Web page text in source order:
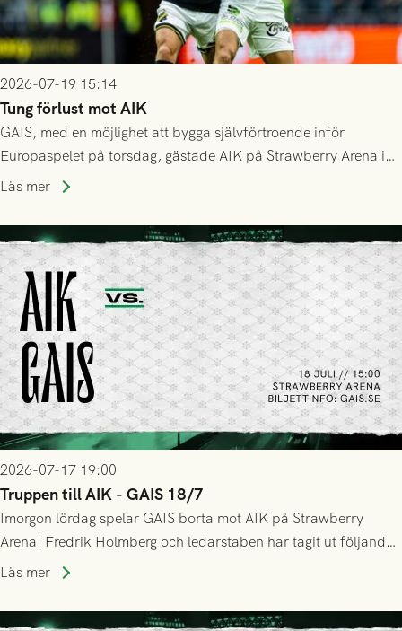
2026-07-19 15:14
Tung förlust mot AIK
GAIS, med en möjlighet att bygga självförtroende inför
Europaspelet på torsdag, gästade AIK på Strawberry Arena i
Stockholm . Men trots konstant hotande i första halvlek av
lyckades få in 2-0.
Läs mer
2026-07-17 19:00
Truppen till AIK - GAIS 18/7
Imorgon lördag spelar GAIS borta mot AIK på Strawberry
Arena! Fredrik Holmberg och ledarstaben har tagit ut följande
trupp till matchen:
Läs mer